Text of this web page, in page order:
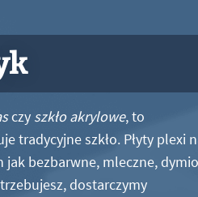
czy szkło akrylowe, to
tradycyjne szkło. Płyty plexi
bezbarwne, mleczne,
dostarczymy